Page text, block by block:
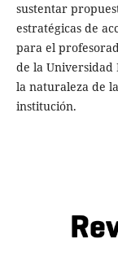
sustentar
estratégicas de
para el
de la Universidad
la naturaleza de
institución.